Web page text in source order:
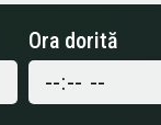
Ora dorită